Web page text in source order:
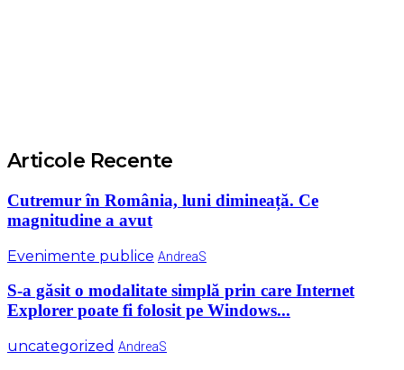
Articole Recente
Cutremur în România, luni dimineață. Ce
magnitudine a avut
Evenimente publice AndreaS
S-a găsit o modalitate simplă prin care Internet
Explorer poate fi folosit pe Windows...
uncategorized AndreaS